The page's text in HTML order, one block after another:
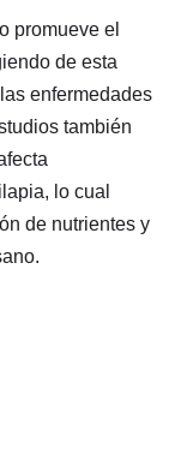
promueve el
de esta
enfermedades
también
lo cual
de nutrientes y